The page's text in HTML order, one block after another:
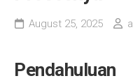
August 25, 2025
Pendahuluan